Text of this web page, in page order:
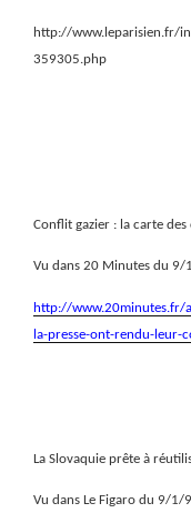
http://www.leparisien.fr/
359305.php
Conflit gazier : la carte
Vu dans 20 Minutes du 9/
http://www.20minutes.fr/
la-presse-ont-rendu-leur-
La Slovaquie prête à
Vu dans Le Figaro du 9/1/9